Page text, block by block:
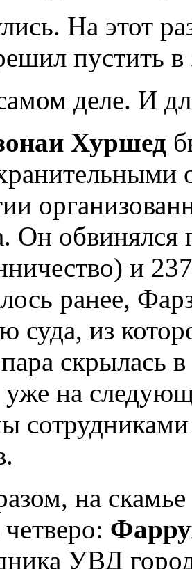
На этот
пустить
деле. И
Хуршед
Он обвинялся
и
ранее,
суда, из
скрылась
уже на
на
УВД